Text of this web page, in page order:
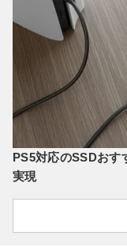
PS5対応のSSDおす
実現